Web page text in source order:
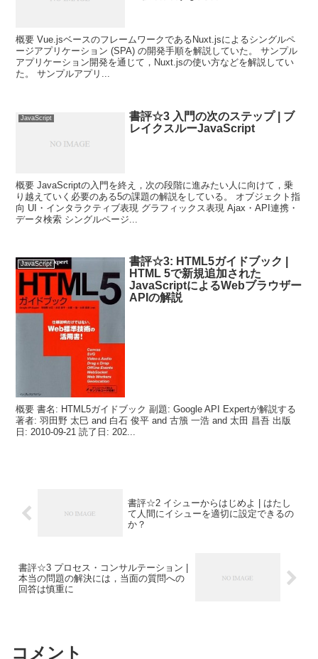
概要 Vue.jsベースのフレームワークであるNuxt.jsによるシングルペ
ージアプリケーション (SPA) の開発手順を解説していた。 サンプル
アプリケーション開発を通じて，Nuxt.jsの使い方などを解説してい
た。 サンプルアプリ...
JavaScript
書評☆3 入門の次のステップ | ブ
レイクスルーJavaScript
概要 JavaScriptの入門を終え，次の段階に進みたい人に向けて，乗
り越えていく必要のある5の課題の解説をしている。 オブジェクト指
向 UI・インタラクティブ表現 グラフィックス表現 Ajax・API連携・
データ検索 シングルページ...
JavaScript
書評☆3: HTML5ガイドブック |
HTML 5で新規追加された
JavaScriptによるWebブラウザー
APIの解説
概要 書名: HTML5ガイドブック 副題: Google API Expertが解説する
著者: 羽田野 太巳 and 白石 俊平 and 古籏 一浩 and 太田 昌吾 出版
日: 2010-09-21 読了日: 202...
書評☆2 イシューからはじめよ | はたし
て人間にイシューを適切に設定できるの
か？
書評☆3 プロセス・コンサルテーション |
本当の問題の解決には，当面の質問への
回答は慎重に
コメント